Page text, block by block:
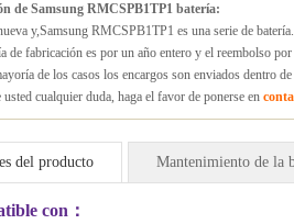
de Samsung RMCSPB1TP1 batería:
y,Samsung RMCSPB1TP1 es una serie de batería.
de fabricación es por un año entero y el reembolso
de los casos los encargos son enviados dentro
usted cualquier duda, haga el favor de ponerse en
del producto Mantenimiento de la
con：